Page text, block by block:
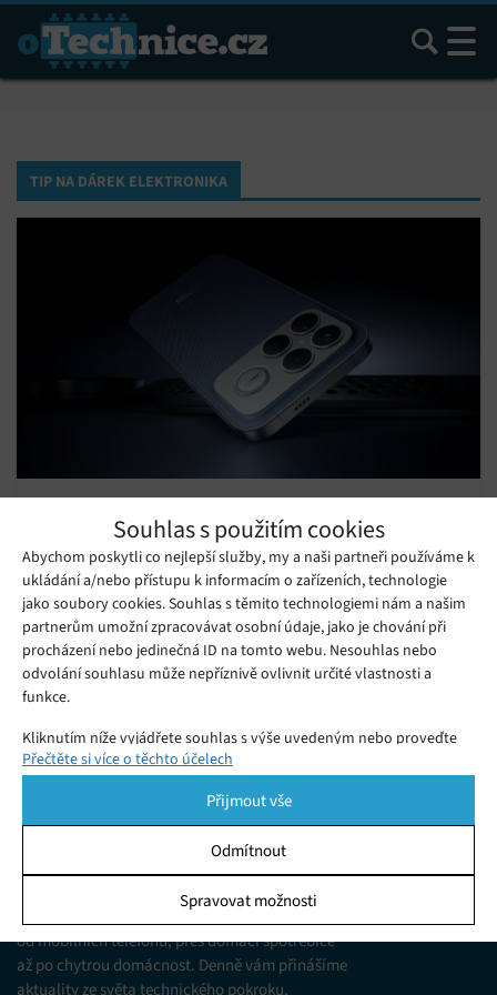
Souhlas s použitím cookies
Abychom poskytli co nejlepší služby, my a naši partneři používáme k
ukládání a/nebo přístupu k informacím o zařízeních, technologie
jako soubory cookies. Souhlas s těmito technologiemi nám a našim
partnerům umožní zpracovávat osobní údaje, jako je chování při
procházení nebo jedinečná ID na tomto webu. Nesouhlas nebo
odvolání souhlasu může nepříznivě ovlivnit určité vlastnosti a
funkce.
Kliknutím níže vyjádřete souhlas s výše uvedeným nebo proveďte
podrobnější rozhodnutí. Vaše volby budou použity pouze na tomto
pomocí přepínačů v Zásadách cookies nebo kliknutím na tlačítko
Spravovat souhlas ve spodní části obrazovky.
Ukládání a/nebo přístup k informacím v zařízení, Porozumění
publiku prostřednictvím statistik nebo kombinací údajů z
různých zdrojů.
Přečtěte si více o těchto účelech
Přijmout vše
Odmítnout
Spravovat možnosti
Hledat
TIP NA DÁREK ELEKTRONIKA
džínovém hávu
Středa 25. 03. 2026 Ivana
Nová definice vlajkové lodi. POCO F8 Ultra přináší 2.1 zvuk a
100W nabíjení v luxusním balení. Skutečně se vyplatí? Naše
recenze odpoví.
Jsme web zajímající se o technologické novinky
od mobilních telefonů, přes domácí spotřebiče
až po chytrou domácnost. Denně vám přinášíme
aktuality ze světa technického pokroku,